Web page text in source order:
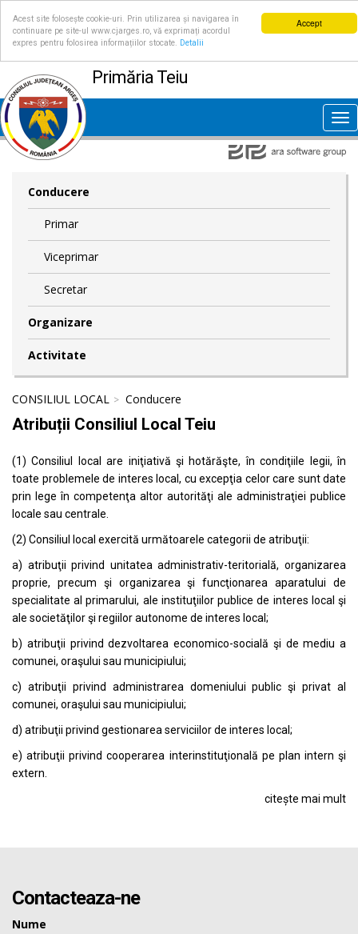
Accept
Acest site folosește cookie-uri. Prin utilizarea și navigarea în
continuare pe site-ul www.cjarges.ro, vă exprimați acordul
expres pentru folosirea informațiilor stocate.
Detalii
Primăria Teiu
Conducere
Primar
Viceprimar
Secretar
Organizare
Activitate
CONSILIUL LOCAL Conducere
Atribuții Consiliul Local Teiu
(1) Consiliul local are iniţiativă şi hotărăşte, în condiţiile legii, în
toate problemele de interes local, cu excepţia celor care sunt date
prin lege în competenţa altor autorităţi ale administraţiei publice
locale sau centrale.
(2) Consiliul local exercită următoarele categorii de atribuţii:
a) atribuţii privind unitatea administrativ-teritorială, organizarea
proprie, precum şi organizarea şi funcţionarea aparatului de
specialitate al primarului, ale instituţiilor publice de interes local şi
ale societăţilor şi regiilor autonome de interes local;
b) atribuţii privind dezvoltarea economico-socială şi de mediu a
comunei, oraşului sau municipiului;
c) atribuţii privind administrarea domeniului public şi privat al
comunei, oraşului sau municipiului;
d) atribuţii privind gestionarea serviciilor de interes local;
e) atribuţii privind cooperarea interinstituţională pe plan intern şi
extern.
citește mai mult
Contacteaza-ne
Nume